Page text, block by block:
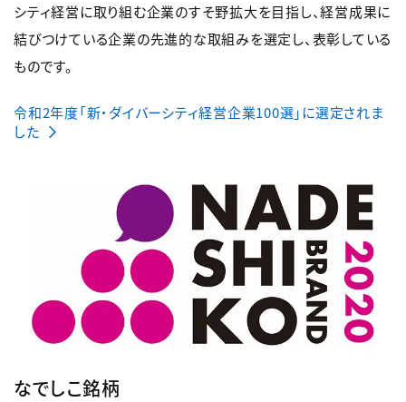
シティ経営に取り組む企業のすそ野拡大を目指し、経営成果に
結びつけている企業の先進的な取組みを選定し、表彰している
ものです。
令和2年度「新・ダイバーシティ経営企業100選」に選定されま
した
なでしこ銘柄